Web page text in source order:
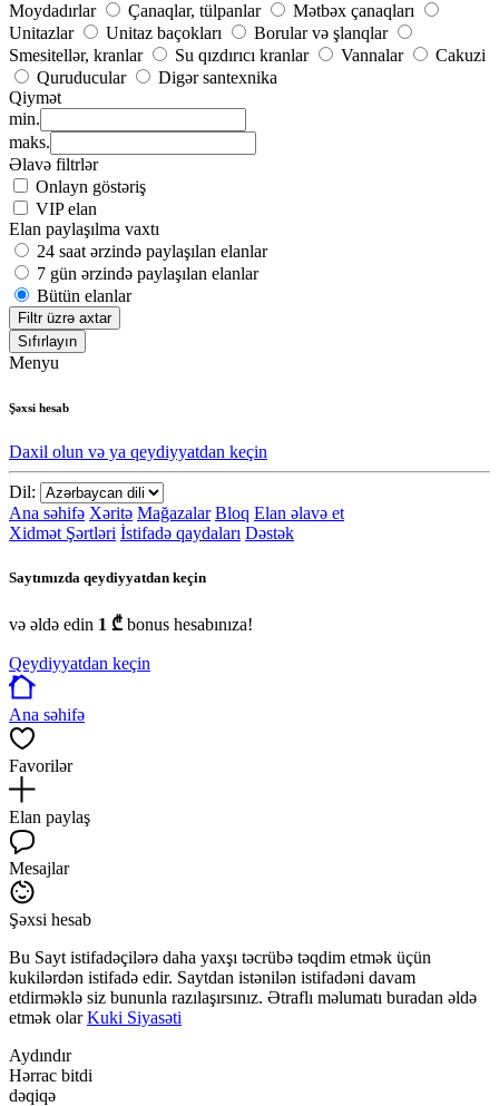
Moydadırlar
Çanaqlar, tülpanlar
Mətbəx çanaqları
Unitazlar
Unitaz baçokları
Borular və şlanqlar
Smesitellər, kranlar
Su qızdırıcı kranlar Vannalar
Cakuzi
Quruducular
Digər santexnika
Qiymət
min.
maks.
Əlavə filtrlər
Onlayn göstəriş
VIP elan
Elan paylaşılma vaxtı
24 saat ərzində paylaşılan elanlar
7 gün ərzində paylaşılan elanlar
Bütün elanlar
Filtr üzrə axtar
Sıfırlayın
Menyu
Şəxsi hesab
Daxil olun və ya qeydiyyatdan keçin
Dil:
Ana səhifə Xəritə Mağazalar Bloq Elan əlavə et
Xidmət Şərtləri İstifadə qaydaları Dəstək
Saytımızda qeydiyyatdan keçin
və əldə edin 1 ₾ bonus hesabınıza!
Qeydiyyatdan keçin
Ana səhifə
Favorilər
Elan paylaş
Mesajlar
Şəxsi hesab
Bu Sayt istifadəçilərə daha yaxşı təcrübə təqdim etmək üçün
kukilərdən istifadə edir. Saytdan istənilən istifadəni davam
etdirməklə siz bununla razılaşırsınız. Ətraflı məlumatı buradan əldə
etmək olarKuki Siyasəti
Aydındır
Hərrac bitdi
dəqiqə